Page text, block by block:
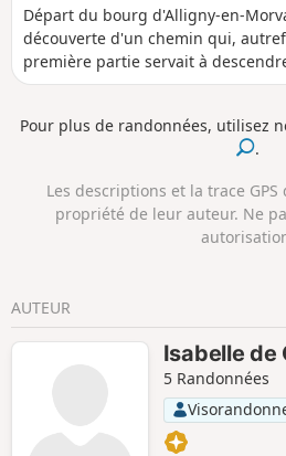
Départ du bourg d'Alligny-en-
découverte d'un chemin qui,
première partie servait à
cercueils des villages en amont. La
découverte de pins Douglas et
fleuri de jacinthes sauvages en
Pour plus de randonnées, utilisez
.
Les descriptions et la trace
propriété de leur auteur. Ne
AUTEUR
Isabelle de
5 Randonnées